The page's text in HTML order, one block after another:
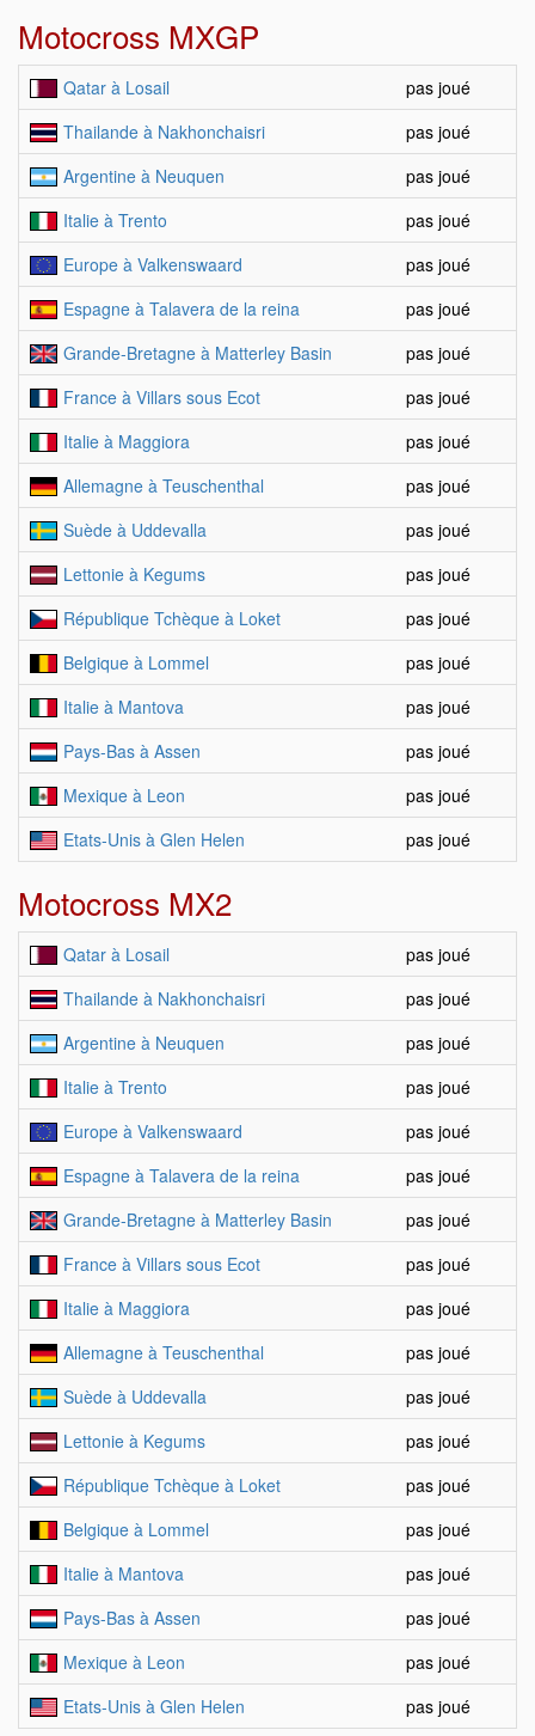
Motocross MXGP
Qatar à Losail
pas joué
Thailande à Nakhonchaisri
pas joué
Argentine à Neuquen
pas joué
Italie à Trento
pas joué
Europe à Valkenswaard
pas joué
Espagne à Talavera de la reina
pas joué
Grande-Bretagne à Matterley Basin
pas joué
France à Villars sous Ecot
pas joué
Italie à Maggiora
pas joué
Allemagne à Teuschenthal
pas joué
Suède à Uddevalla
pas joué
Lettonie à Kegums
pas joué
République Tchèque à Loket
pas joué
Belgique à Lommel
pas joué
Italie à Mantova
pas joué
Pays-Bas à Assen
pas joué
Mexique à Leon
pas joué
Etats-Unis à Glen Helen
pas joué
Motocross MX2
Qatar à Losail
pas joué
Thailande à Nakhonchaisri
pas joué
Argentine à Neuquen
pas joué
Italie à Trento
pas joué
Europe à Valkenswaard
pas joué
Espagne à Talavera de la reina
pas joué
Grande-Bretagne à Matterley Basin
pas joué
France à Villars sous Ecot
pas joué
Italie à Maggiora
pas joué
Allemagne à Teuschenthal
pas joué
Suède à Uddevalla
pas joué
Lettonie à Kegums
pas joué
République Tchèque à Loket
pas joué
Belgique à Lommel
pas joué
Italie à Mantova
pas joué
Pays-Bas à Assen
pas joué
Mexique à Leon
pas joué
Etats-Unis à Glen Helen
pas joué